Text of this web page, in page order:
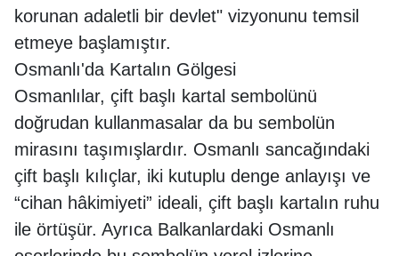
korunan adaletli bir devlet" vizyonunu temsil
etmeye başlamıştır.
Osmanlı'da Kartalın Gölgesi
Osmanlılar, çift başlı kartal sembolünü
doğrudan kullanmasalar da bu sembolün
mirasını taşımışlardır. Osmanlı sancağındaki
çift başlı kılıçlar, iki kutuplu denge anlayışı ve
“cihan hâkimiyeti” ideali, çift başlı kartalın ruhu
ile örtüşür. Ayrıca Balkanlardaki Osmanlı